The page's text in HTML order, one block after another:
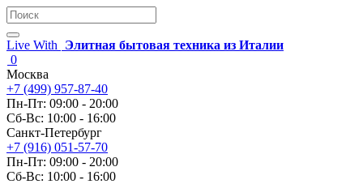
Live With
Элитная бытовая техника из Италии
0
Москва
+7 (499) 957-87-40
Пн-Пт: 09:00 - 20:00
Сб-Вс: 10:00 - 16:00
Санкт-Петербург
+7 (916) 051-57-70
Пн-Пт: 09:00 - 20:00
Сб-Вс: 10:00 - 16:00